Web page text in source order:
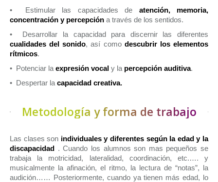
• Estimular las capacidades de atención, memoria,
concentración y percepción a través de los sentidos.
• Desarrollar la capacidad para discernir las diferentes
cualidades del sonido, así como descubrir los elementos
rítmicos.
• Potenciar la expresión vocal y la percepción auditiva.
• Despertar la capacidad creativa.
Metodología y forma de trabajo
Las clases son individuales y diferentes según la edad y la
discapacidad . Cuando los alumnos son mas pequeños se
trabaja la motricidad, lateralidad, coordinación, etc.…. y
musicalmente la afinación, el ritmo, la lectura de “notas”, la
audición…… Posteriormente, cuando ya tienen más edad, lo